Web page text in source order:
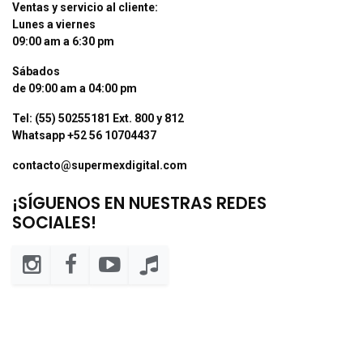
Ventas y servicio al cliente:
Lunes a viernes
09:00 am a 6:30 pm
Sábados
de 09:00 am a 04:00 pm
Tel: (55) 50255181 Ext. 800 y 812
Whatsapp +52 56 10704437
contacto@supermexdigital.com
¡SÍGUENOS EN NUESTRAS REDES
SOCIALES!